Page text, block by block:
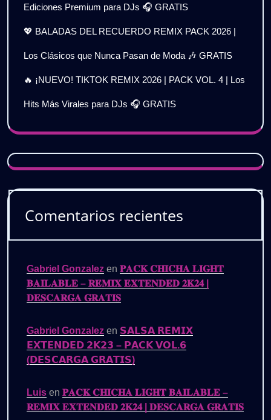
Ediciones Premium para DJs 🎧 GRATIS
💖 BALADAS DEL RECUERDO REMIX PACK 2026 |
Los Clásicos que Nunca Pasan de Moda 🎶 GRATIS
🔥 ¡NUEVO! TIKTOK REMIX 2026 | PACK VOL. 4 | Los
Hits Más Virales para DJs 🎧 GRATIS
Comentarios recientes
Gabriel Gonzalez en 𝐏𝐀𝐂𝐊 𝐂𝐇𝐈𝐂𝐇𝐀 𝐋𝐈𝐆𝐇𝐓
𝐁𝐀𝐈𝐋𝐀𝐁𝐋𝐄 – 𝐑𝐄𝐌𝐈𝐗 𝐄𝐗𝐓𝐄𝐍𝐃𝐄𝐃 𝟐𝐊𝟐𝟒 |
𝐃𝐄𝐒𝐂𝐀𝐑𝐆𝐀 𝐆𝐑𝐀𝐓𝐈𝐒
Gabriel Gonzalez en 𝗦𝗔𝗟𝗦𝗔 𝗥𝗘𝗠𝗜𝗫
𝗘𝗫𝗧𝗘𝗡𝗗𝗘𝗗 𝟮𝗞𝟮𝟯 – 𝗣𝗔𝗖𝗞 𝗩𝗢𝗟.𝟲
(𝗗𝗘𝗦𝗖𝗔𝗥𝗚𝗔 𝗚𝗥𝗔𝗧𝗜𝗦)
Luis en 𝐏𝐀𝐂𝐊 𝐂𝐇𝐈𝐂𝐇𝐀 𝐋𝐈𝐆𝐇𝐓 𝐁𝐀𝐈𝐋𝐀𝐁𝐋𝐄 –
𝐑𝐄𝐌𝐈𝐗 𝐄𝐗𝐓𝐄𝐍𝐃𝐄𝐃 𝟐𝐊𝟐𝟒 | 𝐃𝐄𝐒𝐂𝐀𝐑𝐆𝐀 𝐆𝐑𝐀𝐓𝐈𝐒